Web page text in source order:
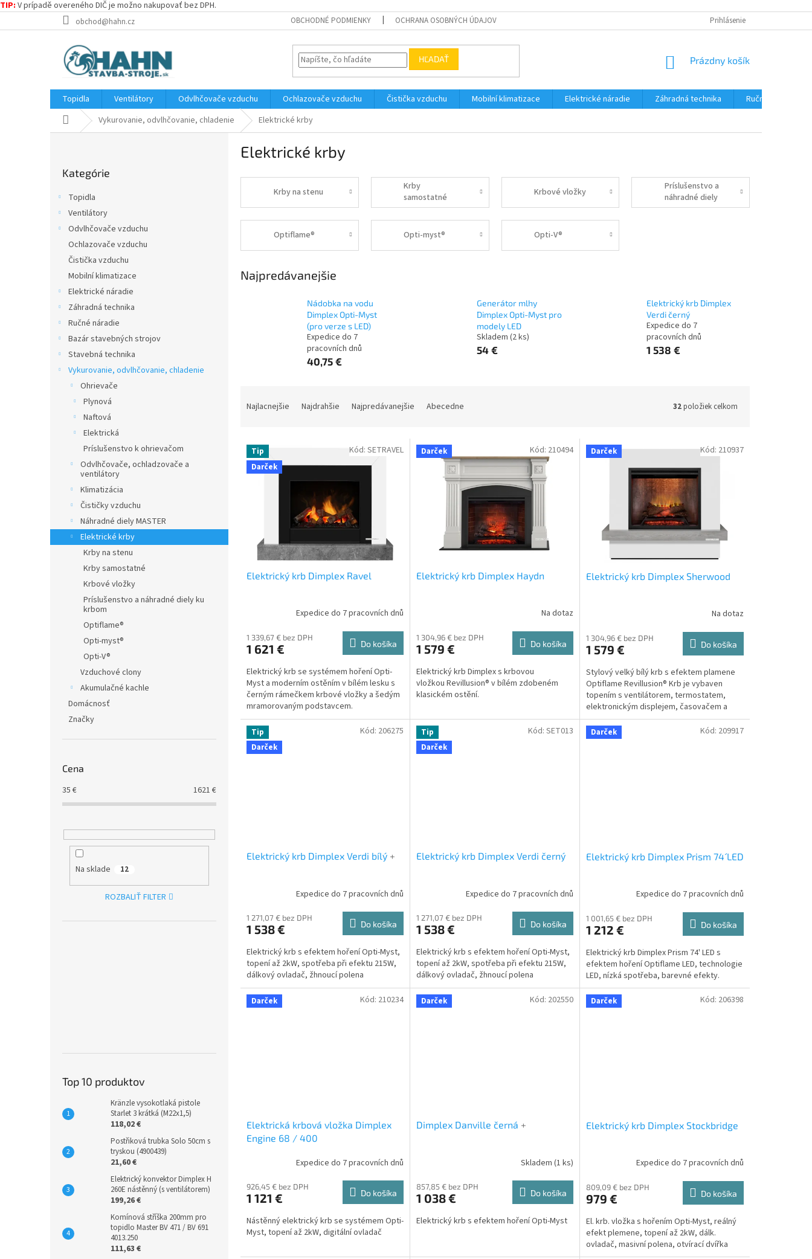
TIP: V prípadě overeného DIČ je možno nakupovať bez DPH.
na
obchod@hahn.cz OBCHODNÉ PODMIENKY OCHRANA OSOBNÝCH ÚDAJOV Prihlásenie
HĽADAŤ
NÁKUPNÝ
Prázdny košík
Topidla Ventilátory Odvlhčovače vzduchu Ochlazovače vzduchu Čistička vzduchu Mobilní klimatizace Elektrické náradie Záhradná technika
Ručné náradie
DomovVykurovanie, odvlhčovanie, chladenie Elektrické krby
kategórie
Kategórie
Topidla
Ventilátory
Odvlhčovače vzduchu
Ochlazovače vzduchu
Čistička vzduchu
Mobilní klimatizace
Elektrické náradie
Záhradná technika
Ručné náradie
Bazár stavebných strojov
Stavebná technika
Vykurovanie, odvlhčovanie, chladenie
Ohrievače
Plynová
Naftová
Elektrická
Príslušenstvo k ohrievačom
Odvlhčovače, ochladzovače a
ventilátory
Klimatizácia
Čističky vzduchu
Náhradné diely MASTER
Elektrické krby
Krby na stenu
Krby samostatné
Krbové vložky
Príslušenstvo a náhradné diely ku
krbom
Optiflame®
Opti-myst®
Opti-V®
Vzduchové clony
Akumulačné kachle
Domácnosť
Značky
Cena
35 € 1621 €
Na sklade 12
ROZBALIŤ FILTER
Top 10 produktov
Kränzle vysokotlaká pistole
Starlet 3 krátká (M22x1,5)
118,02 €
Postřiková trubka Solo 50cm s
tryskou (4900439)
21,60 €
Elektrický konvektor Dimplex H
260E nástěnný (s ventilátorem)
199,26 €
Komínová stříška 200mm pro
topidlo Master BV 471 / BV 691
4013.250
111,63 €
Elektrické krby
Krby na stenu
Krby
samostatné
Krbové vložky
Príslušenstvo a
náhradné diely
ku krbom
Optiflame® Opti-myst® Opti-V®
Najpredávanejšie
Nádobka na vodu
Dimplex Opti-Myst
(pro verze s LED)
Expedice do 7
pracovních dnů
40,75 €
Generátor mlhy
Dimplex Opti-Myst pro
modely LED
Skladem (2 ks)
54 €
Elektrický krb Dimplex
Verdi černý
Expedice do 7
pracovních dnů
1 538 €
n
Najlacnejšie Najdrahšie Najpredávanejšie Abecedne 32položiek celkom
V
p
Tip
Darček
Elektrický krb Dimplex Ravel
Expedice do 7 pracovních dnů
1 339,67 € bez DPH
1 621 € Do košíka
Elektrický krb se systémem hoření Opti-
Myst a moderním ostěním v bílém lesku s
černým rámečkem krbové vložky a šedým
mramorovaným podstavcem.
Kód: SETRAVEL Darček
Elektrický krb Dimplex Haydn
Na dotaz
1 304,96 € bez DPH
1 579 € Do košíka
Elektrický krb Dimplex s krbovou
vložkou Revillusion® v bílém zdobeném
klasickém ostění.
Kód: 210494 Darček
Elektrický krb Dimplex Sherwood
Na dotaz
1 304,96 € bez DPH
1 579 € Do košíka
Stylový velký bílý krb s efektem plamene
Optiflame Revillusion® Krb je vybaven
topením s ventilátorem, termostatem,
elektronickým displejem, časovačem a
dálkovým ovládáním.
Kód: 210937
Tip
Darček
Elektrický krb Dimplex Verdi bílý +
Expedice do 7 pracovních dnů
1 271,07 € bez DPH
1 538 € Do košíka
Elektrický krb s efektem hoření Opti-Myst,
topení až 2kW, spotřeba při efektu 215W,
dálkový ovladač, žhnoucí polena
Kód: 206275
Tip
Darček
Elektrický krb Dimplex Verdi černý
Expedice do 7 pracovních dnů
1 271,07 € bez DPH
1 538 € Do košíka
Elektrický krb s efektem hoření Opti-Myst,
topení až 2kW, spotřeba při efektu 215W,
dálkový ovladač, žhnoucí polena
Kód: SET013 Darček
Elektrický krb Dimplex Prism 74´ LED
Expedice do 7 pracovních dnů
1 001,65 € bez DPH
1 212 € Do košíka
Elektrický krb Dimplex Prism 74' LED s
efektem hoření Optiflame LED, technologie
LED, nízká spotřeba, barevné efekty.
Kód: 209917
Darček
Elektrická krbová vložka Dimplex
Engine 68 / 400
Expedice do 7 pracovních dnů
926,45 € bez DPH
1 121 € Do košíka
Nástěnný elektrický krb se systémem Opti-
Myst, topení až 2kW, digitální ovladač
Kód: 210234 Darček
Dimplex Danville černá +
Skladem (1 ks)
857,85 € bez DPH
1 038 € Do košíka
Elektrický krb s efektem hoření Opti-Myst
Kód: 202550 Darček
Elektrický krb Dimplex Stockbridge
Expedice do 7 pracovních dnů
809,09 € bez DPH
979 € Do košíka
El. krb. vložka s hořením Opti-Myst, reálný
efekt plemene, topení až 2kW, dálk.
ovladač, masivní polena, otvírací dvířka
Kód: 206398